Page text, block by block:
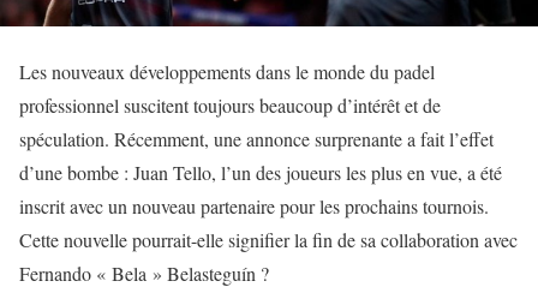
Les nouveaux développements dans le monde du padel
professionnel suscitent toujours beaucoup d’intérêt et de
spéculation. Récemment, une annonce surprenante a fait l’effet
d’une bombe : Juan Tello, l’un des joueurs les plus en vue, a été
inscrit avec un nouveau partenaire pour les prochains tournois.
Cette nouvelle pourrait-elle signifier la fin de sa collaboration avec
Fernando « Bela » Belasteguín ?